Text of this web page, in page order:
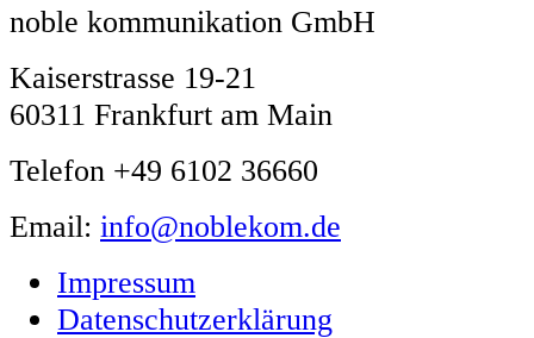
noble kommunikation GmbH
Kaiserstrasse 19-21
60311 Frankfurt am Main
Telefon +49 6102 36660
Email: info@noblekom.de
Impressum
Datenschutzerklärung